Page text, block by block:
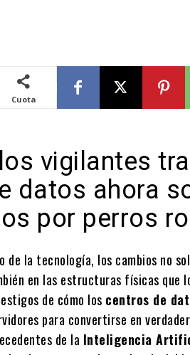
Cuota
vigilantes
datos ahora
por perros
de la tecnología, los cambios no
en las estructuras físicas que
de cómo los centros de
para convertirse en
de la Inteligencia